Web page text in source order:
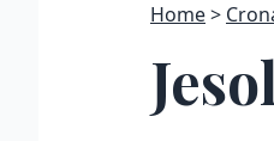
Home